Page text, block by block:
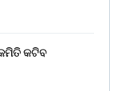
କଟିବ